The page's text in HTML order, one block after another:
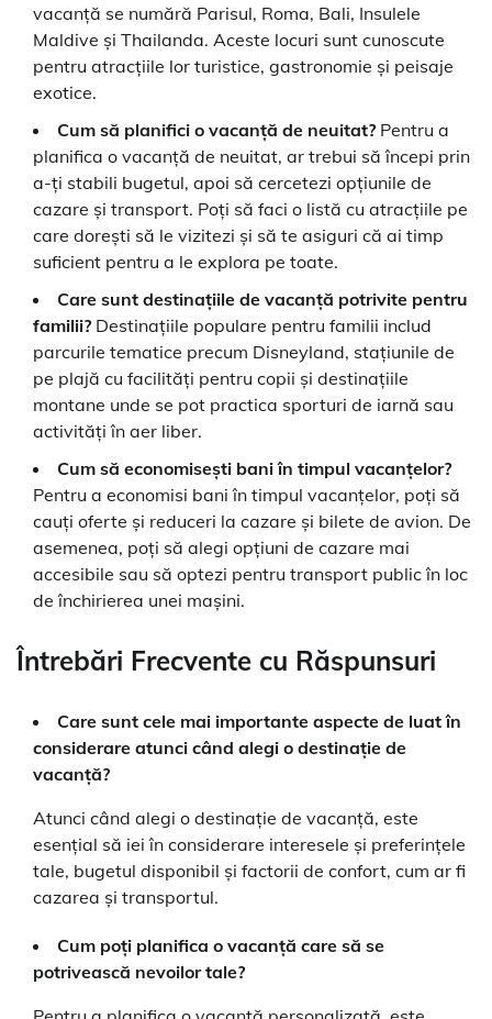
vacanță se numără Parisul, Roma, Bali, Insulele
Maldive și Thailanda. Aceste locuri sunt cunoscute
pentru atracțiile lor turistice, gastronomie și peisaje
exotice.
Cum să planifici o vacanță de neuitat?Pentru a
planifica o vacanță de neuitat, ar trebui să începi prin
a-ți stabili bugetul, apoi să cercetezi opțiunile de
cazare și transport. Poți să faci o listă cu atracțiile pe
care dorești să le vizitezi și să te asiguri că ai timp
suficient pentru a le explora pe toate.
Care sunt destinațiile de vacanță potrivite pentru
familii?Destinațiile populare pentru familii includ
parcurile tematice precum Disneyland, stațiunile de
pe plajă cu facilități pentru copii și destinațiile
montane unde se pot practica sporturi de iarnă sau
activități în aer liber.
Cum să economisești bani în timpul vacanțelor?
Pentru a economisi bani în timpul vacanțelor, poți să
cauți oferte și reduceri la cazare și bilete de avion. De
asemenea, poți să alegi opțiuni de cazare mai
accesibile sau să optezi pentru transport public în loc
de închirierea unei mașini.
Întrebări Frecvente cu Răspunsuri
Care sunt cele mai importante aspecte de luat în
considerare atunci când alegi o destinație de
vacanță?
Atunci când alegi o destinație de vacanță, este
esențial să iei în considerare interesele și preferințele
tale, bugetul disponibil și factorii de confort, cum ar fi
cazarea și transportul.
Cum poți planifica o vacanță care să se
potrivească nevoilor tale?